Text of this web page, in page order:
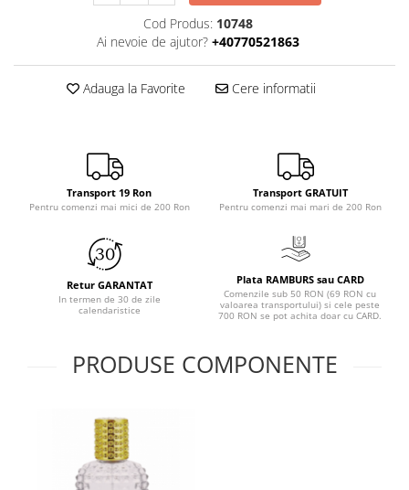
Cod Produs: 10748
Ai nevoie de ajutor? +40770521863
Adauga la Favorite Cere informatii
Transport 19 Ron
Pentru comenzi mai mici de 200 Ron
Transport GRATUIT
Pentru comenzi mai mari de 200 Ron
Retur GARANTAT
In termen de 30 de zile
calendaristice
Plata RAMBURS sau CARD
Comenzile sub 50 RON (69 RON cu
valoarea transportului) si cele peste
700 RON se pot achita doar cu CARD.
PRODUSE COMPONENTE